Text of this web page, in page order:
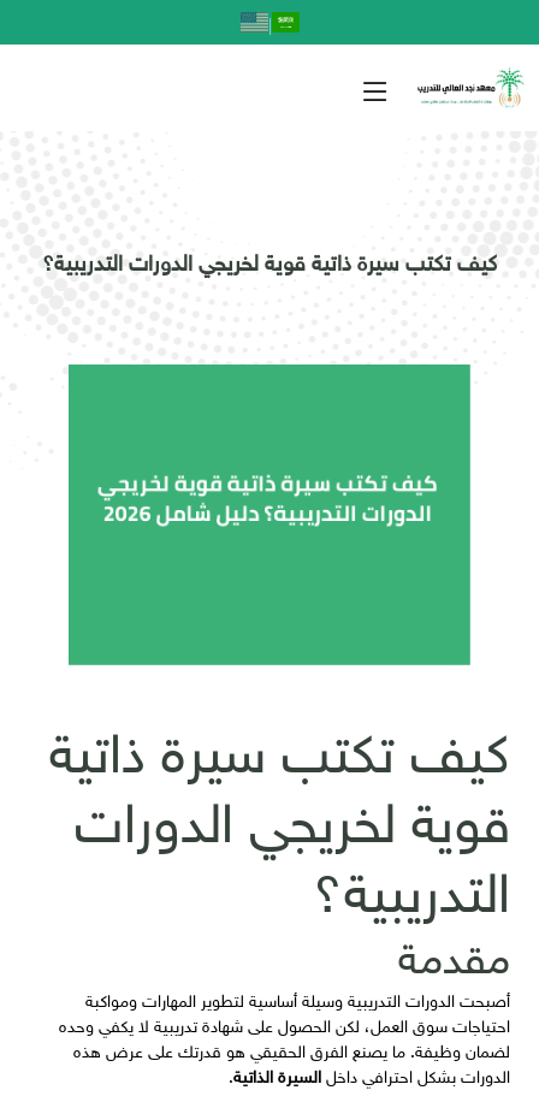
|
كيف تكتب سيرة ذاتية قوية لخريجي الدورات التدريبية؟
كيف تكتب سيرة ذاتية
قوية لخريجي الدورات
التدريبية؟
مقدمة
أصبحت الدورات التدريبية وسيلة أساسية لتطوير المهارات ومواكبة
احتياجات سوق العمل، لكن الحصول على شهادة تدريبية لا يكفي وحده
لضمان وظيفة. ما يصنع الفرق الحقيقي هو قدرتك على عرض هذه
الدورات بشكل احترافي داخلالسيرة الذاتية.